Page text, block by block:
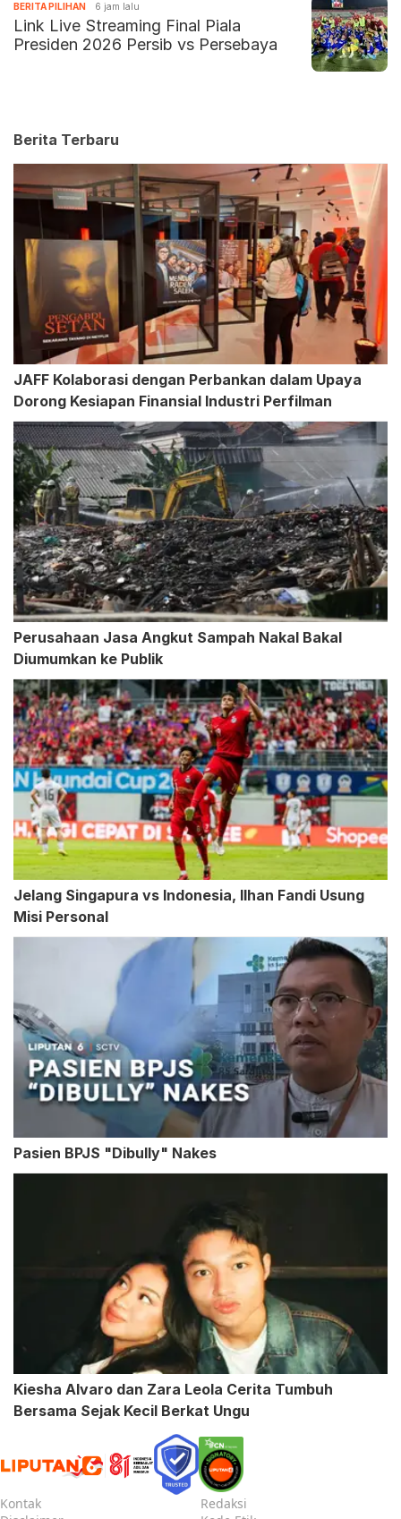
BERITA PILIHAN 6 jam lalu
Link Live Streaming Final Piala
Presiden 2026 Persib vs Persebaya
Berita Terbaru
JAFF Kolaborasi dengan Perbankan dalam Upaya
Dorong Kesiapan Finansial Industri Perfilman
Perusahaan Jasa Angkut Sampah Nakal Bakal
Diumumkan ke Publik
Jelang Singapura vs Indonesia, Ilhan Fandi Usung
Misi Personal
Pasien BPJS "Dibully" Nakes
Kiesha Alvaro dan Zara Leola Cerita Tumbuh
Bersama Sejak Kecil Berkat Ungu
Kontak
Redaksi